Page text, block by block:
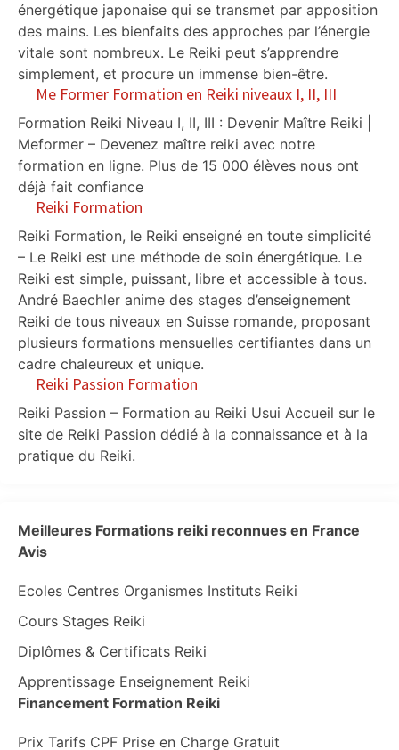
énergétique japonaise qui se transmet par apposition
des mains. Les bienfaits des approches par l’énergie
vitale sont nombreux. Le Reiki peut s’apprendre
simplement, et procure un immense bien-être.
Me Former Formation en Reiki niveaux I, II, III
Formation Reiki Niveau I, II, III : Devenir Maître Reiki |
Meformer – Devenez maître reiki avec notre
formation en ligne. Plus de 15 000 élèves nous ont
déjà fait confiance
Reiki Formation
Reiki Formation, le Reiki enseigné en toute simplicité
– Le Reiki est une méthode de soin énergétique. Le
Reiki est simple, puissant, libre et accessible à tous.
André Baechler anime des stages d’enseignement
Reiki de tous niveaux en Suisse romande, proposant
plusieurs formations mensuelles certifiantes dans un
cadre chaleureux et unique.
Reiki Passion Formation
Reiki Passion – Formation au Reiki Usui Accueil sur le
site de Reiki Passion dédié à la connaissance et à la
pratique du Reiki.
Meilleures Formations reiki reconnues en France
Avis
Ecoles Centres Organismes Instituts Reiki
Cours Stages Reiki
Diplômes & Certificats Reiki
Apprentissage Enseignement Reiki
Financement Formation Reiki
Prix Tarifs CPF Prise en Charge Gratuit